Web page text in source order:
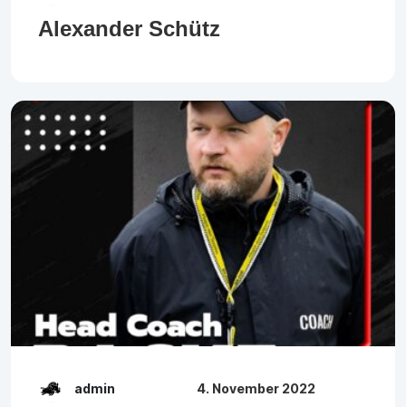
Alexander Schütz
admin 4. November 2022